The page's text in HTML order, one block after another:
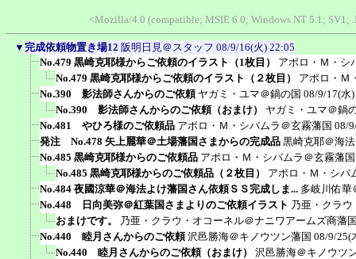
<Mozilla/4.0 (compatible; MSIE 6.0; Windows NT 5.1;
▼ 完成依頼物置き場12 阪明日見＠スタッフ 08/9/16(火) 22:05
No.479 黒崎克耶様からご依頼のイラスト（1枚目）
アポロ・Ｍ・シ
No.479 黒崎克耶様からご依頼のイラスト（２枚目）
アポロ・Ｍ
No.390 影法師さんからのご依頼 ヤガミ・ユマ＠鍋の国 08/9/17(水
No.390 影法師さんからのご依頼（おまけ）
ヤガミ・ユマ＠鍋
No.481 やひろ様のご依頼品 アポロ・Ｍ・シバムラ＠玄霧藩国 08/
発注 No.478 矢上麗華＠土場藩国さまからの完成品 黒崎克耶＠海
No.485 黒崎克耶様からのご依頼品 アポロ・Ｍ・シバムラ＠玄霧藩国
No.485 黒崎克耶様からのご依頼品（２枚目）
アポロ・Ｍ・シバ
No.484 夜國涼華＠海法よけ藩国さん依頼ＳＳ完成しま... 多岐川佑華
No.448 日向美弥＠紅葉国さまよりのご依頼イラスト 乃亜・クラ
おまけです。
乃亜・クラウ・オコーネル＠ナニワアームズ商藩
No.440 睦月さんからのご依頼 沢邑勝海＠キノウツン藩国 08/9/25(
No.440 睦月さんからのご依頼（おまけ）
沢邑勝海＠キノウツ